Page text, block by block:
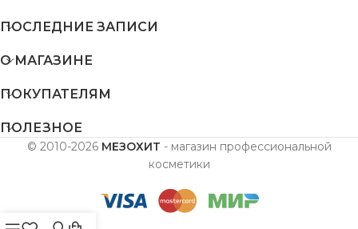
ПОСЛЕДНИЕ ЗАПИСИ
О МАГАЗИНЕ
ПОКУПАТЕЛЯМ
ПОЛЕЗНОЕ
© 2010-2026 МЕЗОХИТ - магазин профессиональной
косметики